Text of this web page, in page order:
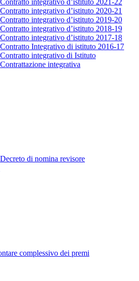
Contratto integrativo d’istituto 2021-22
Contratto integrativo d’istituto 2020-21
Contratto integrativo d’istituto 2019-20
Contratto integrativo d’istituto 2018-19
Contratto integrativo d’istituto 2017-18
Contratto Integrativo di istituto 2016-17
Contratto integrativo di Istituto
Contrattazione integrativa
Decreto di nomina revisore
complessivo dei premi